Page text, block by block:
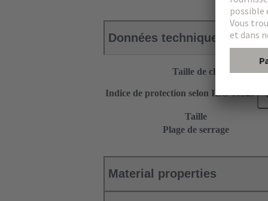
Données techniques
Taille de clé
Indice de protection selon IEC 60529
Taille
Plage de serrage
Material properties